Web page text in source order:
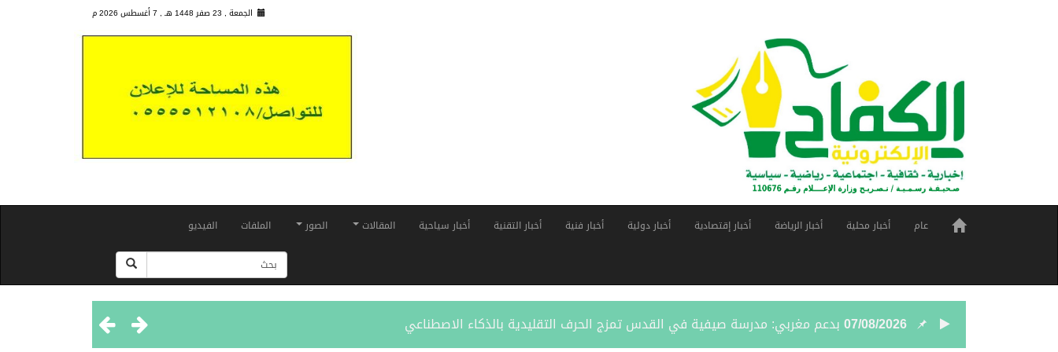
الجمعة , 23 صفر 1448 هـ , 7 أغسطس 2026 م
عام أخبار محلية أخبار الرياضة أخبار إقتصادية أخبار دولية أخبار فنية أخبار التقنية أخبار سياحية المقالات الصور الملفات الفيديو
07/08/2026 بدعم مغربي: مدرسة صيفية في القدس تمزج الحرف التقليدية بالذكاء الاصطناعي